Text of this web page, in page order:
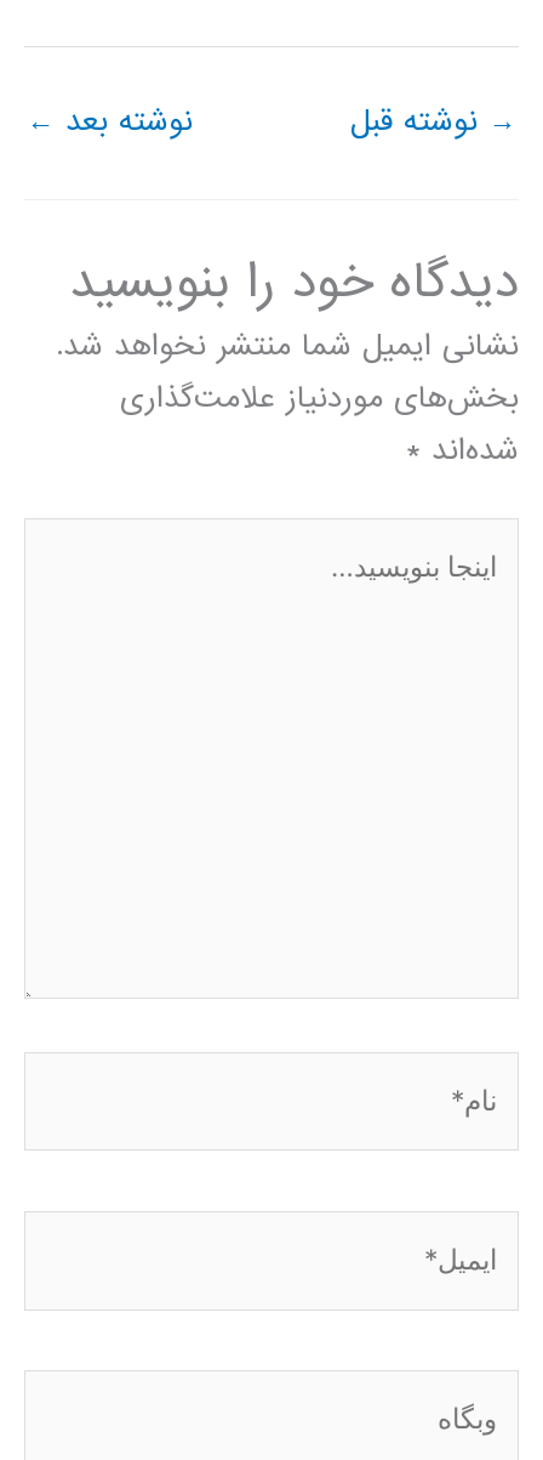
→ نوشته قبل نوشته بعد ←
دیدگاه‌ خود را بنویسید
نشانی ایمیل شما منتشر نخواهد شد.
بخش‌های موردنیاز علامت‌گذاری
شده‌اند *
اینجا
بنویسید…
نام*
ایمیل*
وبگاه